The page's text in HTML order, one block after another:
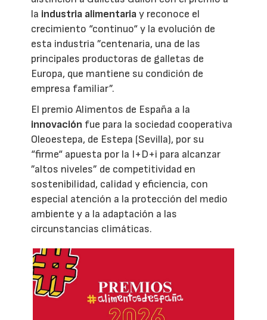
la industria alimentariay reconoce el
crecimiento “continuo“ y la evolución de
esta industria ”centenaria, una de las
principales productoras de galletas de
Europa, que mantiene su condición de
empresa familiar”.
El premio Alimentos de España a la
innovación fue para la sociedad cooperativa
Oleoestepa, de Estepa (Sevilla), por su
“firme“ apuesta por la I+D+i para alcanzar
”altos niveles” de competitividad en
sostenibilidad, calidad y eficiencia, con
especial atención a la protección del medio
ambiente y a la adaptación a las
circunstancias climáticas.